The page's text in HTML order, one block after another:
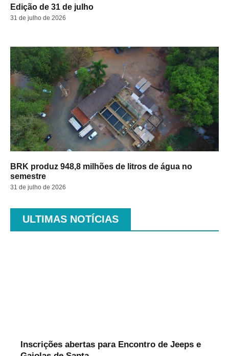
Edição de 31 de julho
31 de julho de 2026
BRK produz 948,8 milhões de litros de água no
semestre
31 de julho de 2026
ULTIMAS NOTÍCIAS
Inscrições abertas para Encontro de Jeeps e